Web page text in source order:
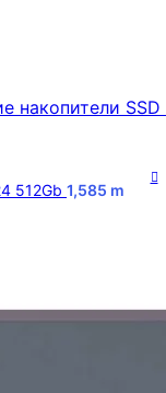
накопители SSD
512Gb 1,585 m